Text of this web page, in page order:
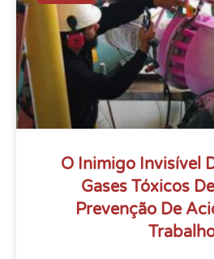
O Inimigo Invisível
Gases Tóxicos
Prevenção De